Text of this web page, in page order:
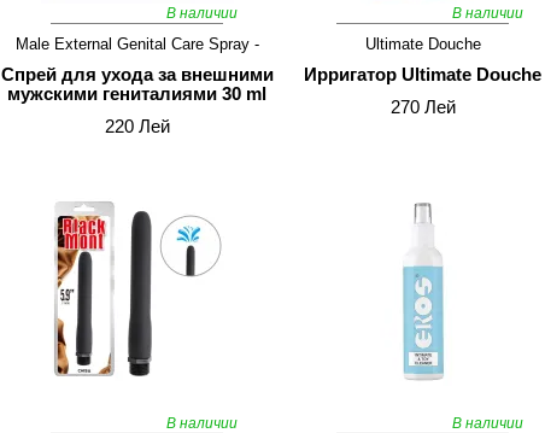
В наличии
Male External Genital Care Spray -
Спрей для ухода за внешними
мужскими гениталиями 30 ml
220 Лей
В наличии
Ultimate Douche
Ирригатор Ultimate Douche
270 Лей
В наличии В наличии